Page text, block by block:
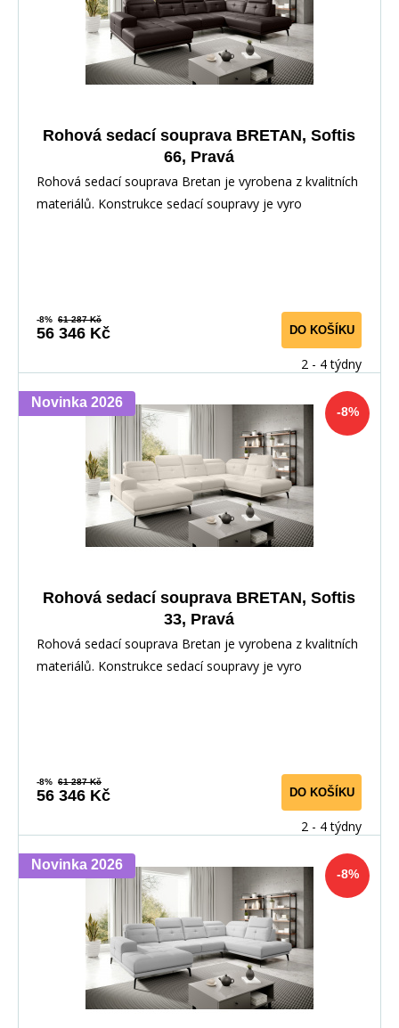
Rohová sedací souprava BRETAN, Softis
66, Pravá
Rohová sedací souprava Bretan je vyrobena z kvalitních
materiálů. Konstrukce sedací soupravy je vyro
-8% 61 287 Kč
56 346 Kč DO KOŠÍKU
2 - 4 týdny
-8%
Novinka 2026
Rohová sedací souprava BRETAN, Softis
33, Pravá
Rohová sedací souprava Bretan je vyrobena z kvalitních
materiálů. Konstrukce sedací soupravy je vyro
-8% 61 287 Kč
56 346 Kč DO KOŠÍKU
2 - 4 týdny
-8%
Novinka 2026